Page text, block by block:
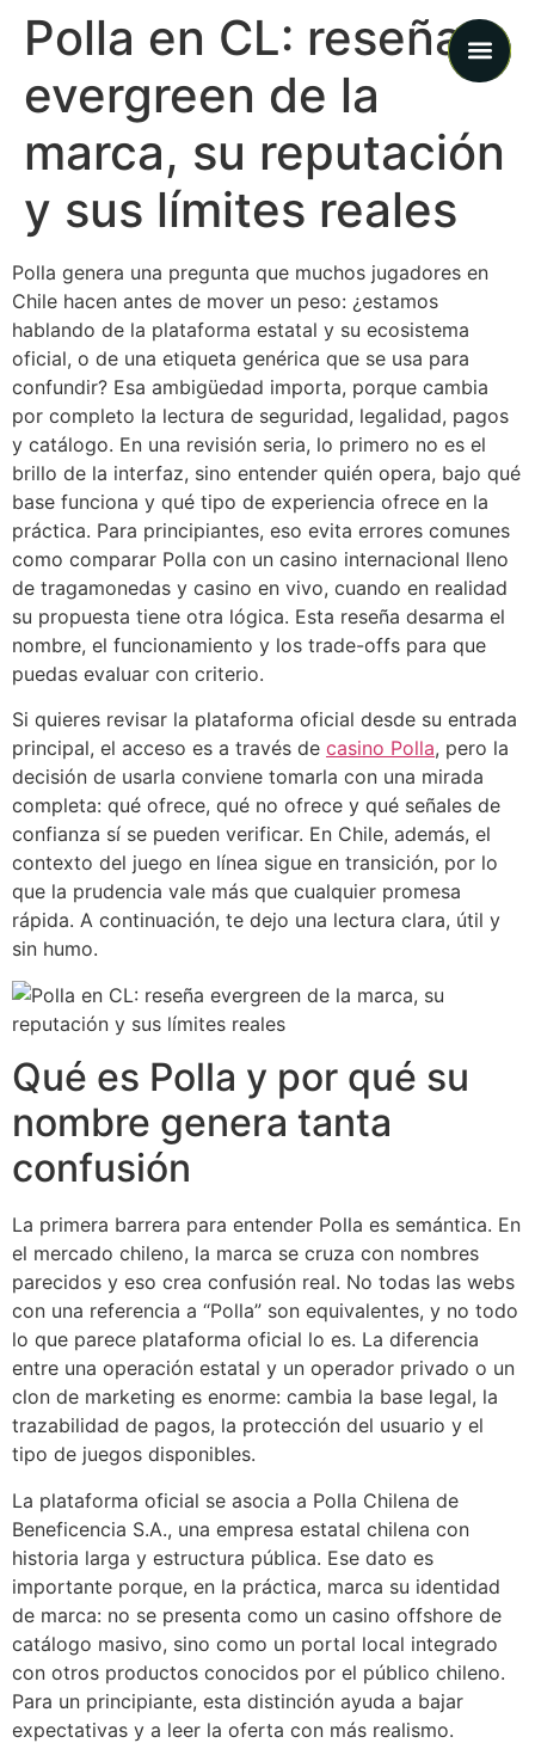
Polla en CL: reseña
evergreen de la
marca, su reputación
y sus límites reales
Polla genera una pregunta que muchos jugadores en
Chile hacen antes de mover un peso: ¿estamos
hablando de la plataforma estatal y su ecosistema
oficial, o de una etiqueta genérica que se usa para
confundir? Esa ambigüedad importa, porque cambia
por completo la lectura de seguridad, legalidad, pagos
y catálogo. En una revisión seria, lo primero no es el
brillo de la interfaz, sino entender quién opera, bajo qué
base funciona y qué tipo de experiencia ofrece en la
práctica. Para principiantes, eso evita errores comunes
como comparar Polla con un casino internacional lleno
de tragamonedas y casino en vivo, cuando en realidad
su propuesta tiene otra lógica. Esta reseña desarma el
nombre, el funcionamiento y los trade-offs para que
puedas evaluar con criterio.
Si quieres revisar la plataforma oficial desde su entrada
principal, el acceso es a través de casino Polla, pero la
decisión de usarla conviene tomarla con una mirada
completa: qué ofrece, qué no ofrece y qué señales de
confianza sí se pueden verificar. En Chile, además, el
contexto del juego en línea sigue en transición, por lo
que la prudencia vale más que cualquier promesa
rápida. A continuación, te dejo una lectura clara, útil y
sin humo.
Qué es Polla y por qué su
nombre genera tanta
confusión
La primera barrera para entender Polla es semántica. En
el mercado chileno, la marca se cruza con nombres
parecidos y eso crea confusión real. No todas las webs
con una referencia a “Polla” son equivalentes, y no todo
lo que parece plataforma oficial lo es. La diferencia
entre una operación estatal y un operador privado o un
clon de marketing es enorme: cambia la base legal, la
trazabilidad de pagos, la protección del usuario y el
tipo de juegos disponibles.
La plataforma oficial se asocia a Polla Chilena de
Beneficencia S.A., una empresa estatal chilena con
historia larga y estructura pública. Ese dato es
importante porque, en la práctica, marca su identidad
de marca: no se presenta como un casino offshore de
catálogo masivo, sino como un portal local integrado
con otros productos conocidos por el público chileno.
Para un principiante, esta distinción ayuda a bajar
expectativas y a leer la oferta con más realismo.